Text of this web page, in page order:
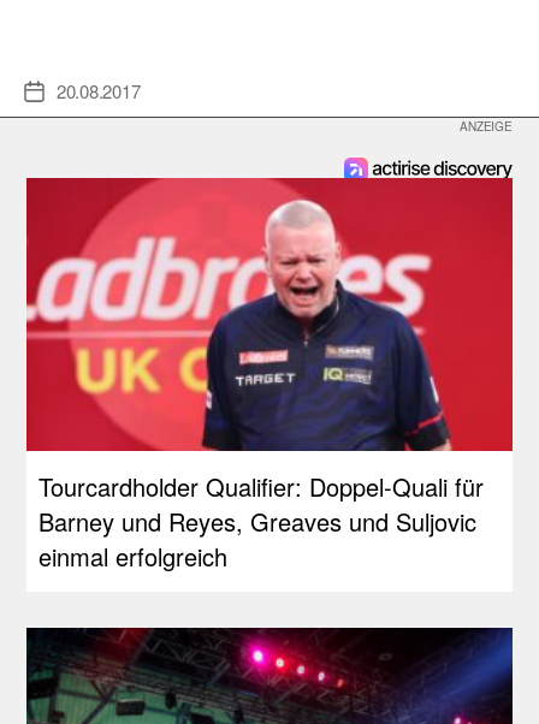
Veröffentlichungsdatum
20.08.2017
Tourcardholder Qualifier: Doppel-Quali für
Barney und Reyes, Greaves und Suljovic
einmal erfolgreich